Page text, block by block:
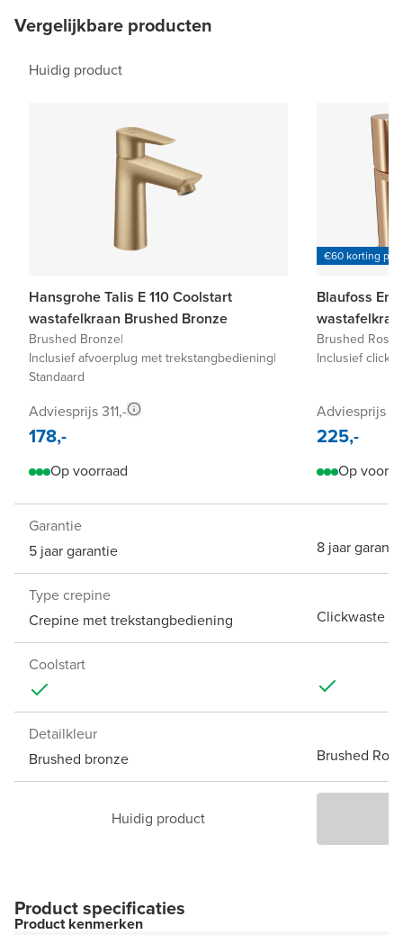
Vergelijkbare producten
Huidig product
Hansgrohe Talis E 110 Coolstart
wastafelkraan Brushed Bronze
Brushed Bronze|
Inclusief afvoerplug met trekstangbediening|
Standaard
Adviesprijs 311,-
178,-
Op voorraad
€60 korting per
Blaufoss
Brushed
Inclusief
Adviesprijs
225,-
Op
Garantie
5 jaar garantie
8 jaar
Type crepine
Crepine met trekstangbediening
Clickwaste
Coolstart
Detailkleur
Brushed bronze
Brushed
Huidig product
Product specificaties
Product kenmerken